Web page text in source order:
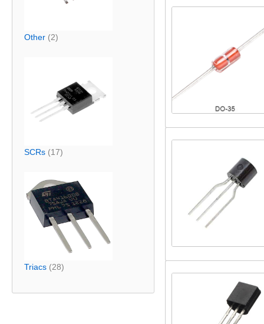
Other (2)
SCRs (17)
Triacs (28)